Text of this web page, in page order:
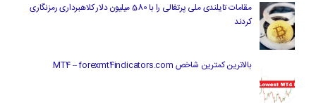
مقامات تایلندی ملی پرتغالی را با 580 میلیون دلار کلاهبرداری رمزنگاری
کردند
بالاترین کمترین شاخص MT4 – forexmt4indicators.com